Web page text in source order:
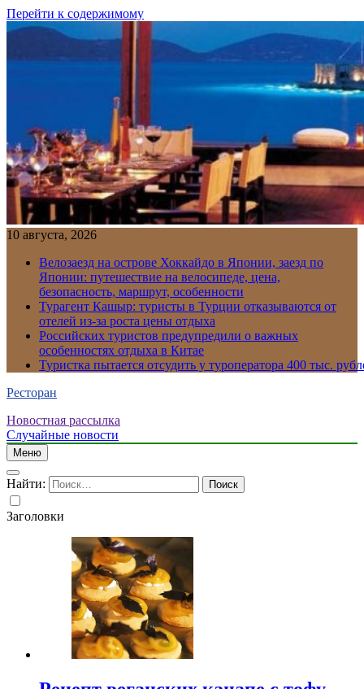
Перейти к содержимому
10 августа, 2026
Велозаезд на острове Хоккайдо в Японии, заезд по
Японии: путешествие на велосипеде, цена,
безопасность, маршрут, особенности
Турагент Кашыр: туристы в Турции отказываются от
отелей из-за роста цены отдыха
Российских туристов предупредили о важных
особенностях отдыха в Китае
Туристка пытается отсудить у туроператора 400 тыс.
Ресторан
Новостная рассылка
Случайные новости
Меню
Найти:
Заголовки